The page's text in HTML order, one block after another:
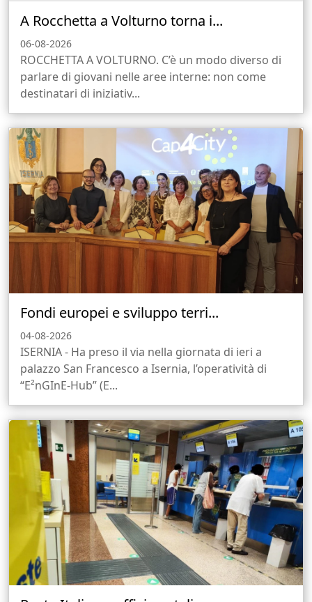
A Rocchetta a Volturno torna i...
06-08-2026
ROCCHETTA A VOLTURNO. C’è un modo diverso di
parlare di giovani nelle aree interne: non come
destinatari di iniziativ...
Fondi europei e sviluppo terri...
04-08-2026
ISERNIA - Ha preso il via nella giornata di ieri a
palazzo San Francesco a Isernia, l’operatività di
“E²nGInE-Hub” (E...